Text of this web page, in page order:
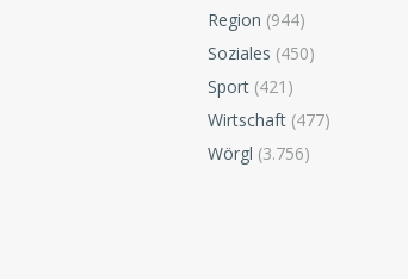
Region (944)
Soziales (450)
Sport (421)
Wirtschaft (477)
Wörgl (3.756)